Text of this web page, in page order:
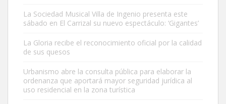
Busco adopción responsable para mi perra. Pastor alemán,
Leales.org » Gran Canaria | 6.7.2025
La Sociedad Musical Villa de Ingenio presenta este
sábado en El Carrizal su nuevo espectáculo: ‘Gigantes’
La Gloria recibe el reconocimiento oficial por la calidad
de sus quesos
Urbanismo abre la consulta pública para elaborar la
ordenanza que aportará mayor seguridad jurídica al
uso residencial en la zona turística